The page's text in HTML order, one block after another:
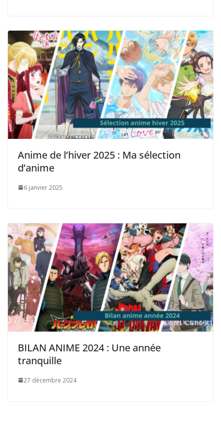
Anime de l’hiver 2025 : Ma sélection
d’anime
6 janvier 2025
BILAN ANIME 2024 : Une année
tranquille
27 décembre 2024